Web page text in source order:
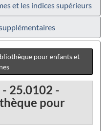
et les indices supérieurs
pour enfants et
- 25.0102 -
pour